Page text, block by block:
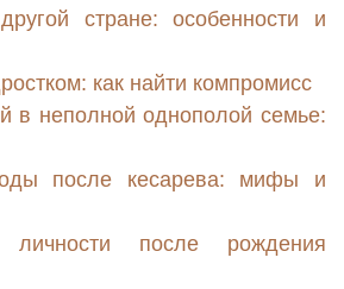
стране: особенности и
как найти компромисс
в неполной однополой семье:
после кесарева: мифы и
личности после рождения